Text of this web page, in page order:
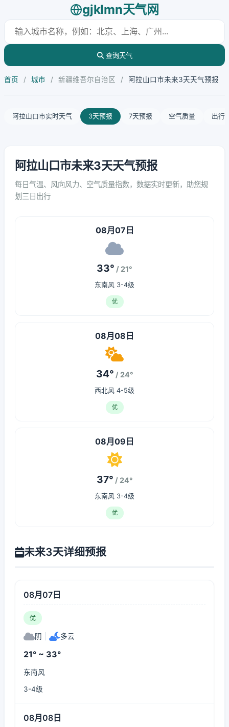
gjklmn天气网
查询天气
首页 / 城市 / 新疆维吾尔自治区 / 阿拉山口市未来3天天气预报
阿拉山口市实时天气 3天预报 7天预报 空气质量 出行
阿拉山口市未来3天天气预报
每日气温、风向风力、空气质量指数，数据实时更新，助您规
划三日出行
08月07日
33° / 21°
东南风 3-4级
优
08月08日
34° / 24°
西北风 4-5级
优
08月09日
37° / 24°
东南风 3-4级
优
未来3天详细预报
08月07日
优
阴 多云
21° ~ 33°
东南风
3-4级
08月08日